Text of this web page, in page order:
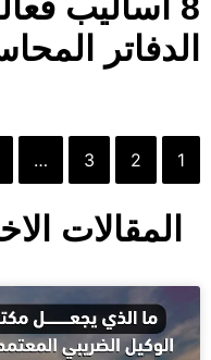
الدفاتر
1
2
3
…
المقالات